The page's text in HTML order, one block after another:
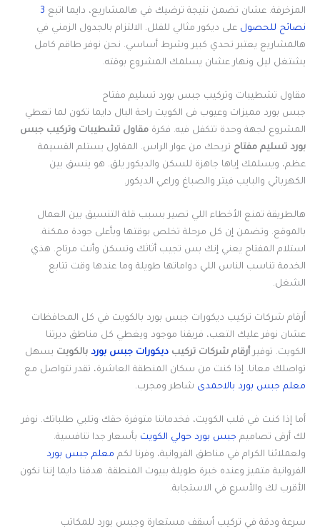
المزخرفة. عشان تضمن نتيجة ترضيك في هالمشاريع، دايما اتبع 3
نصائح للحصول على ديكور مثالي للفلل. الالتزام بالجدول الزمني في
هالمشاريع يعتبر تحدي كبير وشرط أساسي. نحن نوفر طاقم كامل
يشتغل ليل ونهار عشان يسلمك المشروع بوقته.
مقاول تشطيبات وتركيب جبس بورد تسليم مفتاح
جبس بورد مميزات وعيوب فى الكويت راحة البال دايما تكون لما تعطي
المشروع لجهة وحدة تتكفل فيه. فكرة مقاول تشطيبات وتركيب جبس
بورد تسليم مفتاح تريحك من عوار الراس. المقاول يستلم القسيمة
عظم، ويسلمك إياها جاهزة للسكن والديكور يلق. هو ينسق بين
الكهربائي والبايب فيتر والصباغ وراعي الديكور.
هالطريقة تمنع الأخطاء اللي تصير بسبب قلة التنسيق بين العمال
بالموقع. وتضمن إن كل مرحلة تخلص بوقتها وبأعلى جودة ممكنة.
استلام المفتاح يعني إنك بس تجيب أثاثك وتسكن وأنت مرتاح. هذي
الخدمة تناسب الناس اللي دواماتها طويلة وما عندها وقت تتابع
الشغل.
أرقام شركات تركيب ديكورات جبس بورد بالكويت في كل المحافظات
عشان نوفر عليك التعب، فريقنا موجود ويغطي كل مناطق ديرتنا
الكويت. توفير أرقام شركات تركيب ديكورات جبس بورد بالكويت يسهل
تواصلك معانا. إذا كنت من سكان المنطقة العاشرة، تقدر تتواصل مع
معلم جبس بورد بالاحمدى شاطر ومجرب.
أما إذا كنت في قلب الكويت، فخدماتنا متوفرة حقك وتلبي طلباتك. نوفر
لك أرقى تصاميم جبس بورد حولي الكويت بأسعار جدا تنافسية.
ولعملائنا الكرام في مناطق الفروانية، وفرنا لكم معلم جبس بورد
الفروانية متميز وعنده خبرة طويلة ببيوت المنطقة. هدفنا دايما إننا نكون
الأقرب لك والأسرع في الاستجابة.
سرعة ودقة في تركيب أسقف مستعارة وجبس بورد للمكاتب